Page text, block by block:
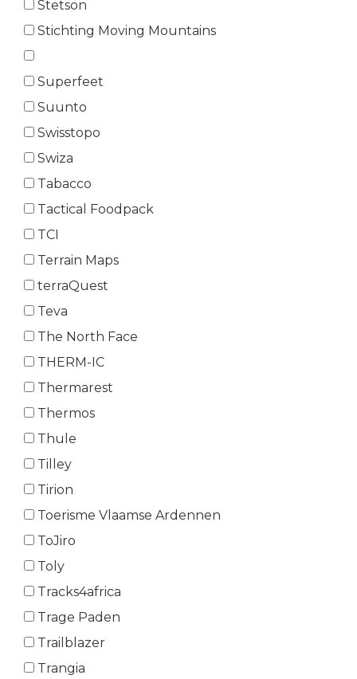
Stetson
Stichting Moving Mountains
Superfeet
Suunto
Swisstopo
Swiza
Tabacco
Tactical Foodpack
TCI
Terrain Maps
terraQuest
Teva
The North Face
THERM-IC
Thermarest
Thermos
Thule
Tilley
Tirion
Toerisme Vlaamse Ardennen
ToJiro
Toly
Tracks4africa
Trage Paden
Trailblazer
Trangia